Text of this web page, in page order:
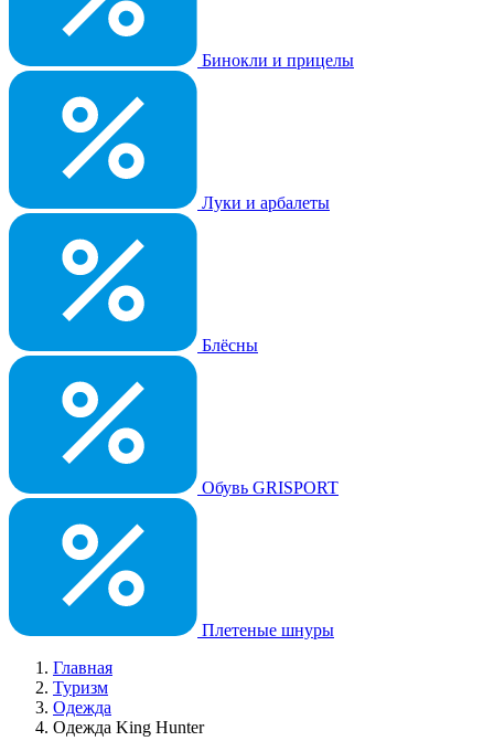
Бинокли и прицелы
Луки и арбалеты
Блёсны
Обувь GRISPORT
Плетеные шнуры
Главная
Туризм
Одежда
Одежда King Hunter